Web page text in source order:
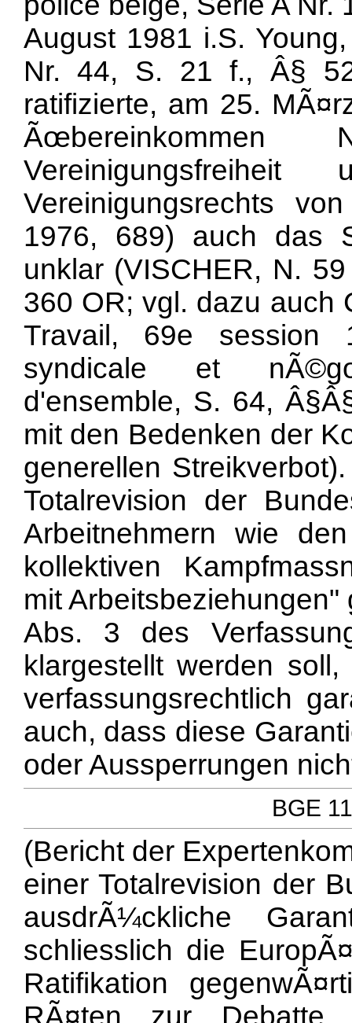
August 1981 i.S.
Nr. 44, S. 21 f., Â§
ratifizierte, am 25.
Vereinigungsrechts
1976, 689) auch das
unklar (VISCHER, N.
360 OR; vgl. dazu auch
Travail, 69e session
syndicale et
d'ensemble, S. 64,
mit den Bedenken der
generellen
Totalrevision der
Arbeitnehmern wie
kollektiven
mit
Abs. 3 des
klargestellt werden
verfassungsrechtlich
auch, dass diese
oder Aussperrungen
BGE
(Bericht der
einer Totalrevision der
ausdrÃ¼ckliche
schliesslich die
Ratifikation
RÃ¤ten zur